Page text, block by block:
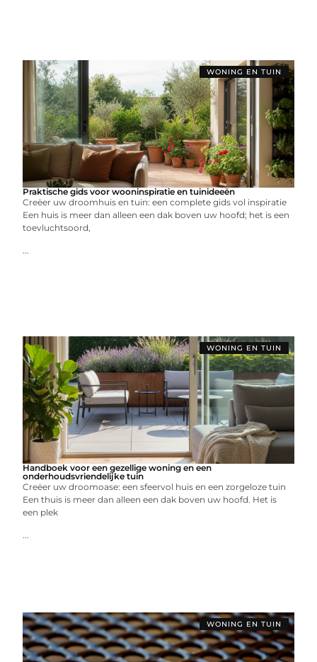
WONING EN TUIN
Praktische gids voor wooninspiratie en tuinideeën
Creëer uw droomhuis en tuin: een complete gids vol inspiratie
Een huis is meer dan alleen een dak boven uw hoofd; het is een
toevluchtsoord,
...
WONING EN TUIN
Handboek voor een gezellige woning en een
onderhoudsvriendelijke tuin
Creëer uw droomoase: een sfeervol huis en een zorgeloze tuin
Een thuis is meer dan alleen een dak boven uw hoofd. Het is
een plek
...
WONING EN TUIN